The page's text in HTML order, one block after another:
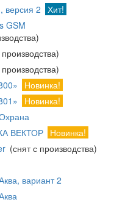
версия 2 Хит!
GSM
Новинка!
Новинка!
ВЕКТОР Новинка!
(снят с производства)
вариант 2